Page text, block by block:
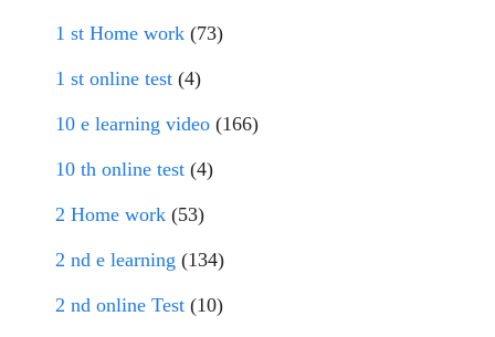
1 st Home work (73)
1 st online test (4)
10 e learning video (166)
10 th online test (4)
2 Home work (53)
2 nd e learning (134)
2 nd online Test (10)